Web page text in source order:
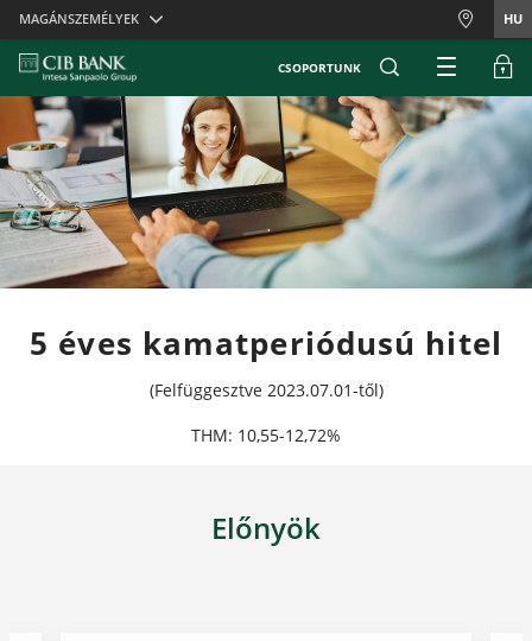
Skiplinks
MAGÁNSZEMÉLYEK HU
CSOPORTUNK
5 éves kamatperiódusú hitel
(Felfüggesztve 2023.07.01-től)
THM: 10,55-12,72%
Előnyök